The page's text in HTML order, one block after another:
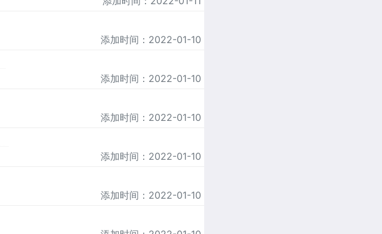
添加时间：2022-01-10
添加时间：2022-01-10
添加时间：2022-01-10
添加时间：2022-01-10
添加时间：2022-01-10